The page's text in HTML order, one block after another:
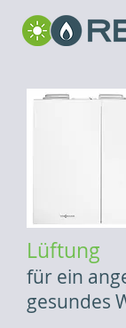
Lüftung
für ein
gesundes